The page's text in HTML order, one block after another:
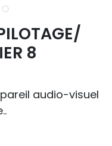
8
audio-visuel